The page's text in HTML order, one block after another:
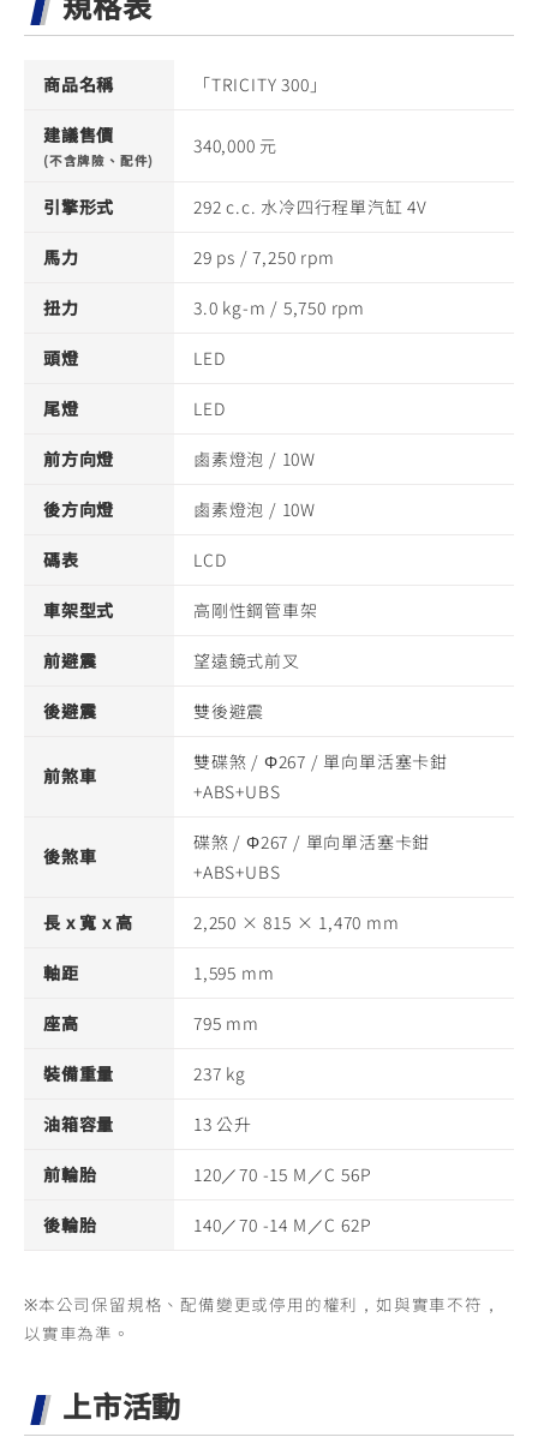
商品名稱 「TRICITY 300」
建議售價
(不含牌險、配件)
340,000 元
引擎形式 292 c.c. 水冷四行程單汽缸 4V
馬力 29 ps / 7,250 rpm
扭力 3.0 kg-m / 5,750 rpm
頭燈 LED
尾燈 LED
前方向燈 鹵素燈泡 / 10W
後方向燈 鹵素燈泡 / 10W
碼表 LCD
車架型式 高剛性鋼管車架
前避震 望遠鏡式前叉
後避震 雙後避震
前煞車
雙碟煞 / Φ267 / 單向單活塞卡鉗
+ABS+UBS
後煞車
碟煞 / Φ267 / 單向單活塞卡鉗
+ABS+UBS
長 x 寬 x 高 2,250 × 815 × 1,470 mm
軸距 1,595 mm
座高 795 mm
裝備重量 237 kg
油箱容量 13 公升
前輪胎 120／70 -15 M／C 56P
後輪胎 140／70 -14 M／C 62P
※本公司保留規格、配備變更或停用的權利，如與實車不符，
以實車為準。
上市活動